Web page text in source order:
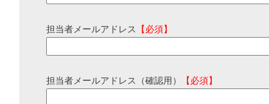
担当者メールアドレス 【必須】
担当者メールアドレス（確認用） 【必須】